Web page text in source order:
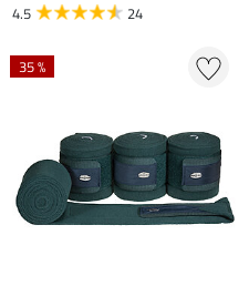
4.5 24
35 %